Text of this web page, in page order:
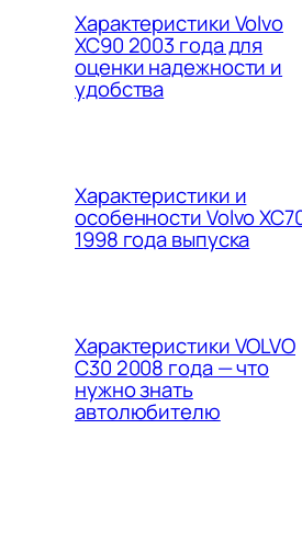
Характеристики Volvo
XC90 2003 года для
оценки надежности и
удобства
Характеристики и
особенности Volvo
1998 года выпуска
Характеристики VOLVO
C30 2008 года — что
нужно знать
автолюбителю